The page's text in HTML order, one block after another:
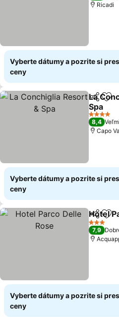
Ricadi
Vyberte dátumy a pozrite si
ceny
Zdieľať
La
Spa
4 Počet
8,4
Capo
Vyberte dátumy a pozrite si
ceny
Zdieľať
Hotel
3 Počet
7,9
Vyberte dátumy a pozrite si
ceny